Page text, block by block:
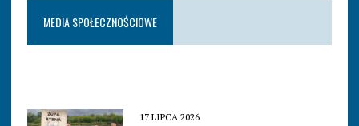
MEDIA SPOŁECZNOŚCIOWE
17 LIPCA 2026